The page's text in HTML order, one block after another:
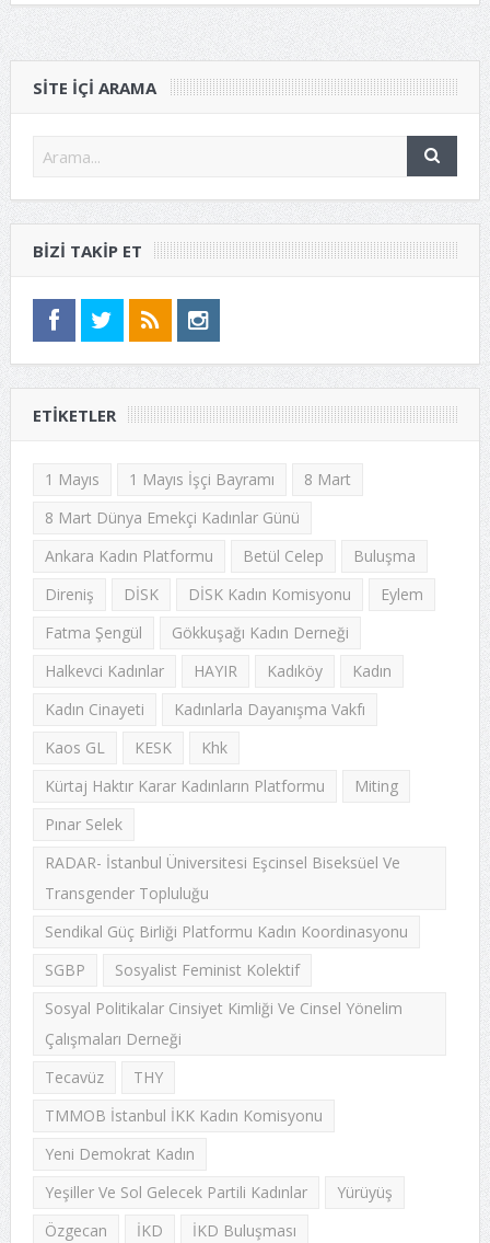
SITE IÇI ARAMA
BIZI TAKIP ET
ETIKETLER
1 Mayıs 1 Mayıs İşçi Bayramı
8 Mart
8 Mart Dünya Emekçi Kadınlar Günü
Ankara Kadın Platformu
Betül Celep
Buluşma
Direniş
DİSK DİSK Kadın Komisyonu
Eylem
Fatma Şengül
Gökkuşağı Kadın Derneği
Halkevci Kadınlar
HAYIR Kadıköy
Kadın
Kadın Cinayeti
Kadınlarla Dayanışma Vakfı
Kaos GL
KESK
Khk
Kürtaj Haktır Karar Kadınların Platformu
Miting
Pınar Selek
RADAR- İstanbul Üniversitesi Eşcinsel Biseksüel Ve
Transgender Topluluğu
Sendikal Güç Birliği Platformu Kadın Koordinasyonu
SGBP
Sosyalist Feminist Kolektif
Sosyal Politikalar Cinsiyet Kimliği Ve Cinsel Yönelim
Çalışmaları Derneği
Tecavüz
THY
TMMOB İstanbul İKK Kadın Komisyonu
Yeni Demokrat Kadın
Yeşiller Ve Sol Gelecek Partili Kadınlar
Yürüyüş
Özgecan
İKD İKD Buluşması